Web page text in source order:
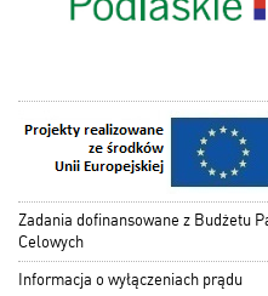
Zadania dofinansowane z Budżetu
Celowych
Informacja o wyłączeniach prądu